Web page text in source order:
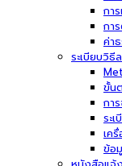
กา
กา
ค่า
ระเบียบวิธี
ขั้น
กา
ระ
เค
ข้อ